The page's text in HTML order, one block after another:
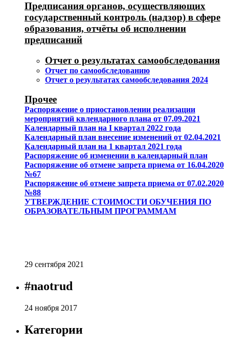
Предписания органов, осуществляющих
государственный контроль (надзор) в сфере
образования, отчёты об исполнении
предписаний
Отчет о результатах самообследования
Отчет по самообследованию
Отчет о результатах самообследования 2024
Прочее
Распоряжение о приостановлении реализации
мероприятий квлендарного плана от 07.09.2021
Календарный план на I квартал 2022 года
Календарный план внесение изменений от 02.04.2021
Календарный план на 1 квартал 2021 года
Распоряжение об изменении в календарный план
Распоряжение об отмене запрета приема от 16.04.2020
№67
Распоряжение об отмене запрета приема от 07.02.2020
№88
УТВЕРЖДЕНИЕ СТОИМОСТИ ОБУЧЕНИЯ ПО
ОБРАЗОВАТЕЛЬНЫМ ПРОГРАММАМ
29 сентября 2021
#naotrud
24 ноября 2017
Категории